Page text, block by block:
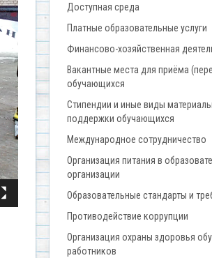
Доступная среда
Платные образовательные услуги
Финансово-хозяйственная
Вакантные места для приёма
обучающихся
Стипендии и иные виды
поддержки обучающихся
Международное сотрудничество
Организация питания в
организации
Образовательные стандарты и
Противодействие коррупции
Организация охраны здоровья
работников